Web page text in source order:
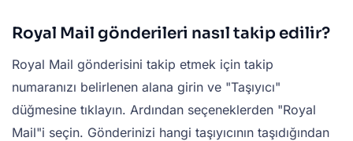
Royal Mail gönderileri nasıl takip edilir?
Royal Mail gönderisini takip etmek için takip
numaranızı belirlenen alana girin ve "Taşıyıcı"
düğmesine tıklayın. Ardından seçeneklerden "Royal
Mail"i seçin. Gönderinizi hangi taşıyıcının taşıdığından